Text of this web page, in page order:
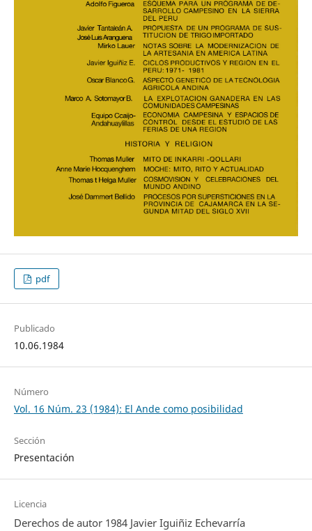
pdf
Publicado
10.06.1984
Número
Vol. 16 Núm. 23 (1984): El Ande como posibilidad
Sección
Presentación
Licencia
Derechos de autor 1984 Javier Iguiñiz Echevarría